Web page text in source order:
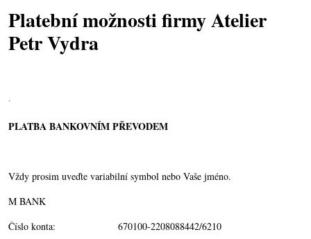
Platební možnosti firmy Atelier
Petr Vydra
.
PLATBA BANKOVNÍM PŘEVODEM
Vždy prosim uveďte variabilní symbol nebo Vaše jméno.
M BANK
Číslo konta: 670100-2208088442/6210